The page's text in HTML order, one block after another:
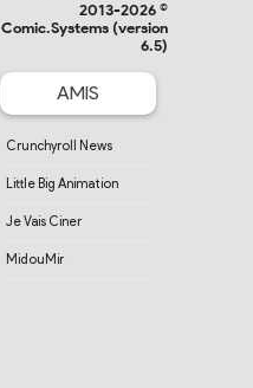
2013-2026 ©
Comic.Systems (version
6.5)
AMIS
Crunchyroll News
Little Big Animation
Je Vais Ciner
MidouMir